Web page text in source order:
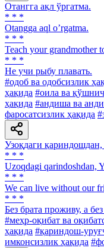
Отангга ақл ўргатма.
* * *
Otangga aql oʼrgatma.
* * *
Teach your grandmother
* * *
He учи рыбу плавать.
#одоб ва одобсизлик
ҳақида #оила ва
ҳақида #андиша ва
фаросатсизлик ҳақида
Узоқдаги
* * *
Uzoqdagi qarindoshdan,
* * *
We can live without our
* * *
Без брата проживу, а
#меҳр-оқибат ва
ҳақида #қариндош-
имконсизлик ҳақида